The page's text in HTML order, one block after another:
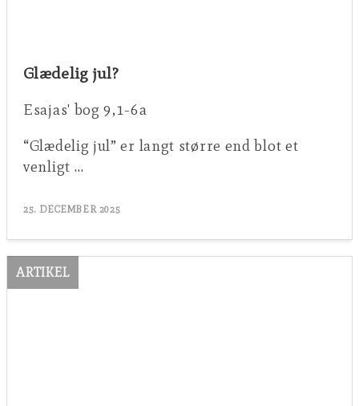
Glædelig jul?
Esajas' bog 9,1-6a
“Glædelig jul” er langt større end blot et
venligt …
25. DECEMBER 2025
ARTIKEL